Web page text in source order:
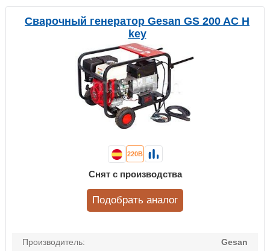
Сварочный генератор Gesan GS 200 AC H
key
Производитель:
Gesan
220В
Снят с производства
Подобрать аналог